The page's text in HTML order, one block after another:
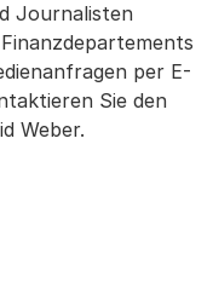
Journalisten
per E-
Sie den
Weber.